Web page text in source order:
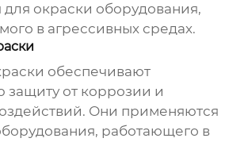
для окраски оборудования,
в агрессивных средах.
обеспечивают
защиту от коррозии и
Они применяются
работающего в